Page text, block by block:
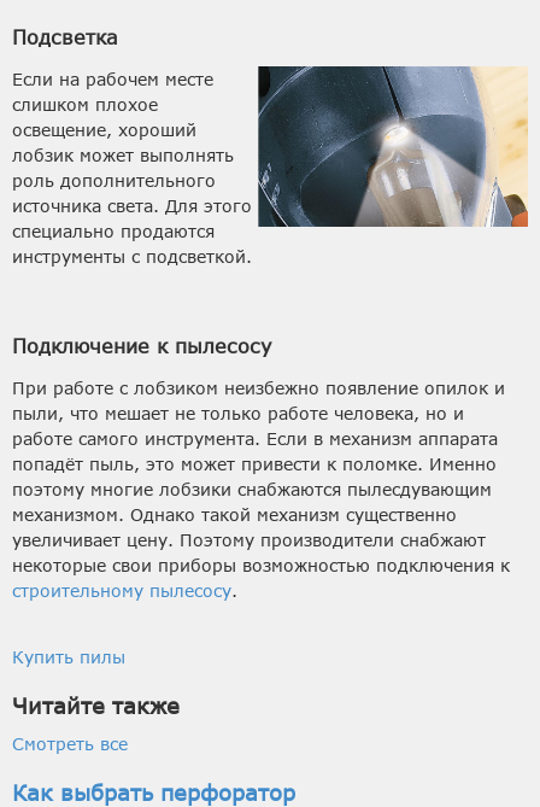
Подсветка
Если на рабочем месте
слишком плохое
освещение, хороший
лобзик может выполнять
роль дополнительного
источника света. Для этого
специально продаются
инструменты с подсветкой.
Подключение к пылесосу
При работе с лобзиком неизбежно появление опилок и
пыли, что мешает не только работе человека, но и
работе самого инструмента. Если в механизм аппарата
попадёт пыль, это может привести к поломке. Именно
поэтому многие лобзики снабжаются пылесдувающим
механизмом. Однако такой механизм существенно
увеличивает цену. Поэтому производители снабжают
некоторые свои приборы возможностью подключения к
строительному пылесосу.
Купить пилы
Читайте также
Смотреть все
Как выбрать перфоратор